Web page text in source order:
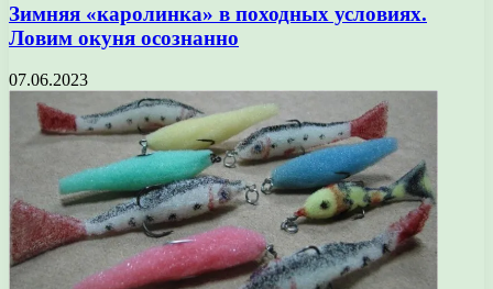
Зимняя «каролинка» в походных условиях.
Ловим окуня осознанно
07.06.2023